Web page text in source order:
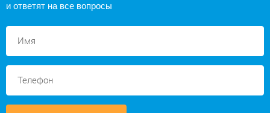
и ответят на все вопросы